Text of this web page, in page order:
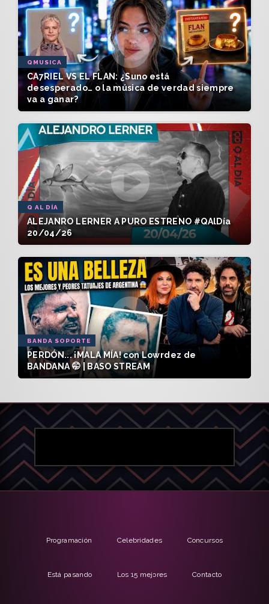
QMUSICA
CA7RIEL VS EL FLAN: ¿Suno está
desesperado… o la música de verdad siempre
va a ganar?
Q AL DÍA
ALEJANRO LERNER A PURO ESTRENO #QAlDía
20/04/26
BANDA SOPORTE
PERDÓN... ¡MALA MÍA! con Lowrdez de
BANDANA 🤭 | BASO STREAM
Programación Celebridades Concursos
Está pasando Los 15 mejores Contacto